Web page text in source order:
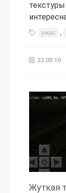
ужас ,
22.09.19
Жуткая